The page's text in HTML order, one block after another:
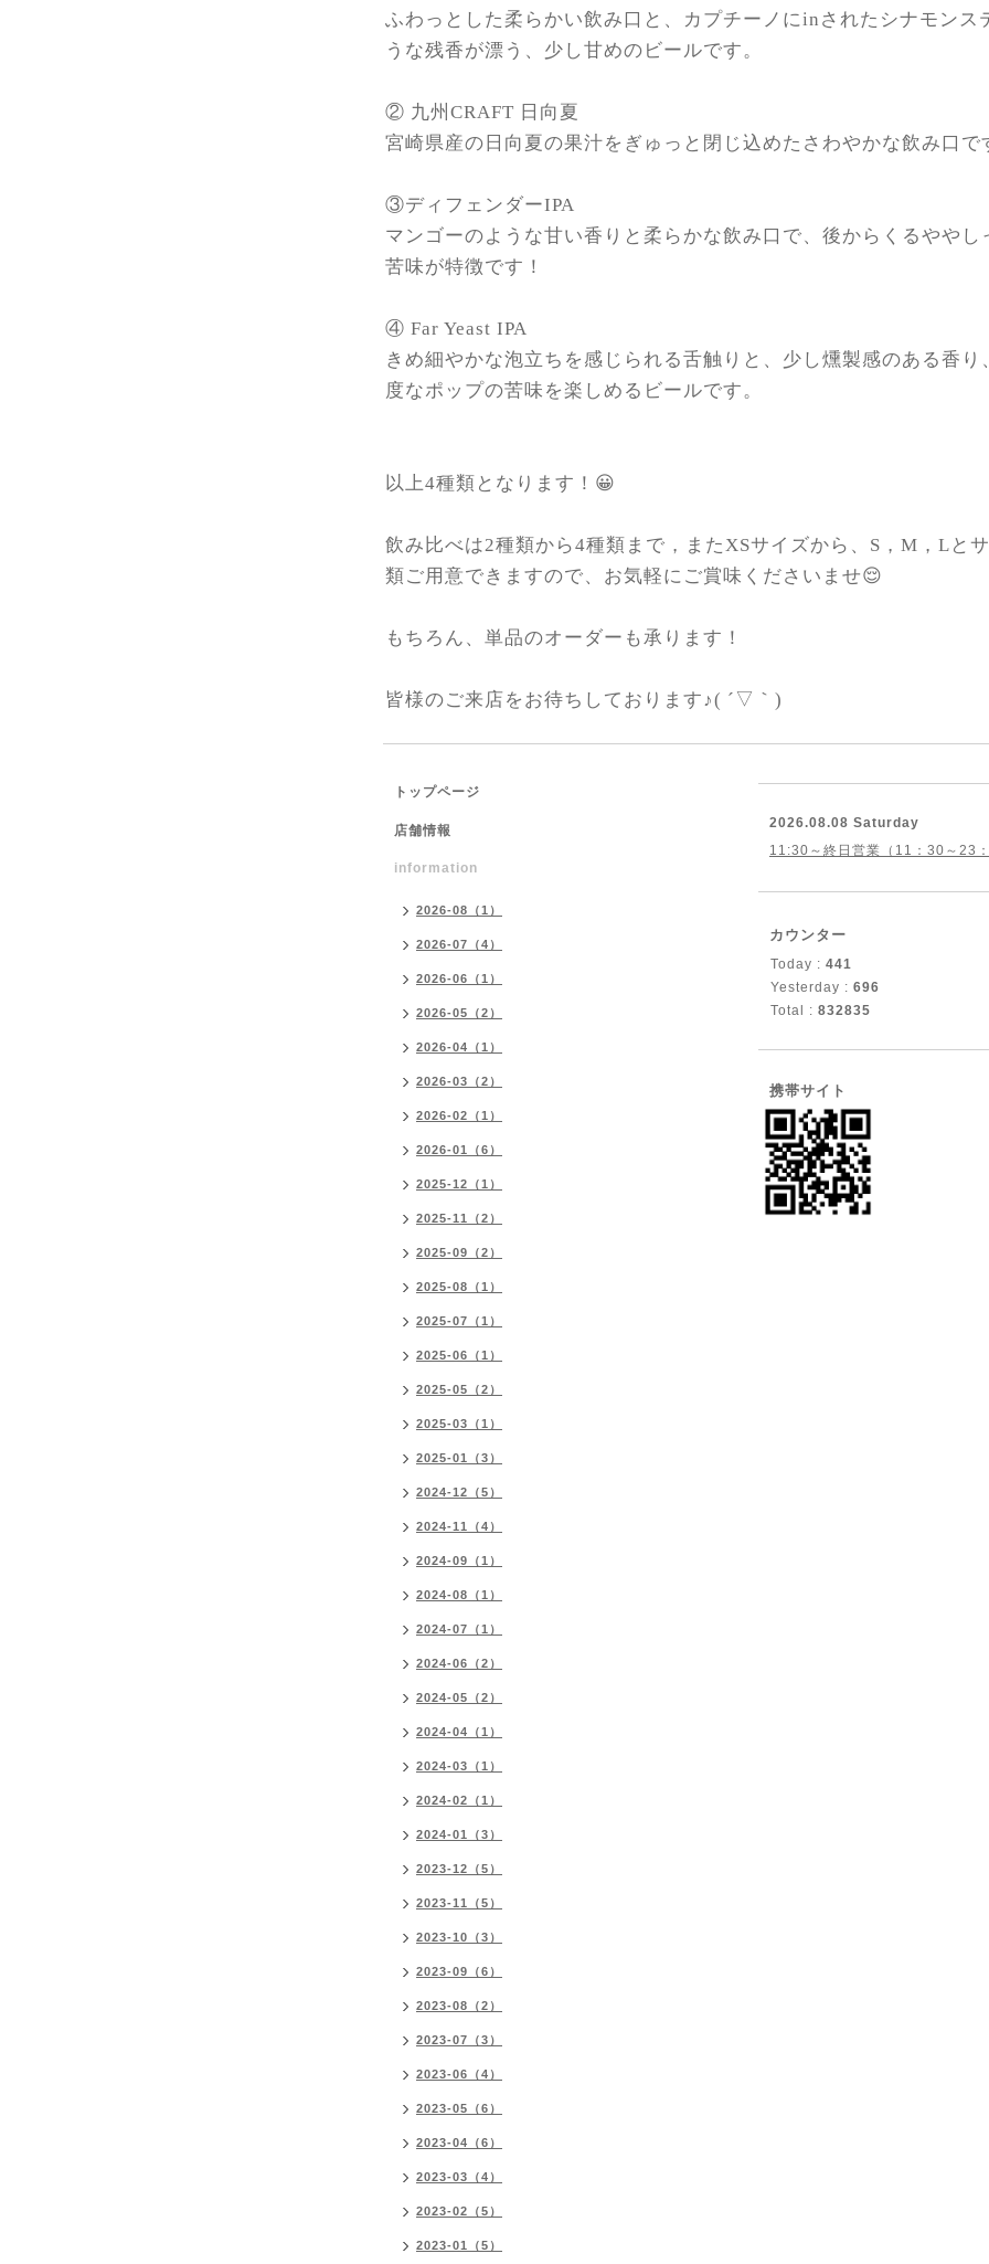
ふわっとした柔らかい飲み口と、カプチーノにinされたシナモンス
うな残香が漂う、少し甘めのビールです。
② 九州CRAFT 日向夏
宮崎県産の日向夏の果汁をぎゅっと閉じ込めたさわやかな飲み口で
③ディフェンダーIPA
マンゴーのような甘い香りと柔らかな飲み口で、後からくるややし
苦味が特徴です！
④ Far Yeast IPA
きめ細やかな泡立ちを感じられる舌触りと、少し燻製感のある香り
度なポップの苦味を楽しめるビールです。
以上4種類となります！😀
飲み比べは2種類から4種類まで，またXSサイズから、S，M，Lと
類ご用意できますので、お気軽にご賞味くださいませ😌
もちろん、単品のオーダーも承ります！
皆様のご来店をお待ちしております♪( ´▽｀)
トップページ
店舗情報
information
2026-08（1）
2026-07（4）
2026-06（1）
2026-05（2）
2026-04（1）
2026-03（2）
2026-02（1）
2026-01（6）
2025-12（1）
2025-11（2）
2025-09（2）
2025-08（1）
2025-07（1）
2025-06（1）
2025-05（2）
2025-03（1）
2025-01（3）
2024-12（5）
2024-11（4）
2024-09（1）
2024-08（1）
2024-07（1）
2024-06（2）
2024-05（2）
2024-04（1）
2024-03（1）
2024-02（1）
2024-01（3）
2023-12（5）
2023-11（5）
2023-10（3）
2023-09（6）
2023-08（2）
2023-07（3）
2023-06（4）
2023-05（6）
2023-04（6）
2023-03（4）
2023-02（5）
2023-01（5）
2026.08.08 Saturday
11:30～終日営業（11：30～23
カウンター
Today : 441
Yesterday : 696
Total : 832835
携帯サイト